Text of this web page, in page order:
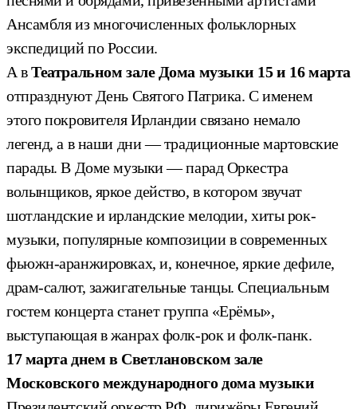
Ансамбля из многочисленных фольклорных
экспедиций по России.
А вТеатральном зале Дома музыки 15 и 16 марта
отпразднуют День Святого Патрика. С именем
этого покровителя Ирландии связано немало
легенд, а в наши дни — традиционные мартовские
парады. В Доме музыки — парад Оркестра
волынщиков, яркое действо, в котором звучат
шотландские и ирландские мелодии, хиты рок-
музыки, популярные композиции в современных
фьюжн-аранжировках, и, конечное, яркие дефиле,
драм-салют, зажигательные танцы. Специальным
гостем концерта станет группа «Ерёмы»,
выступающая в жанрах фолк-рок и фолк-панк.
17 марта днем в Светлановском зале
Московского международного дома музыки